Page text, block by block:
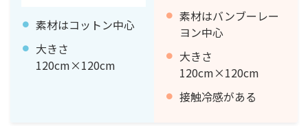
素材はコットン中心
大きさ
120cm×120cm
素材はバンブーレー
ヨン中心
大きさ
120cm×120cm
接触冷感がある